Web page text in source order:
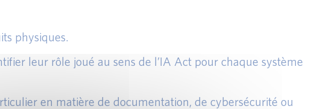
physiques.
leur rôle joué au sens de l’IA Act pour chaque système
en matière de documentation, de cybersécurité ou